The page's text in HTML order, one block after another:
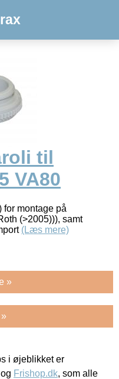
til
VA80
for montage på
(>2005))), samt
(Læs mere)
»
i øjeblikket er
og Frishop.dk, som alle